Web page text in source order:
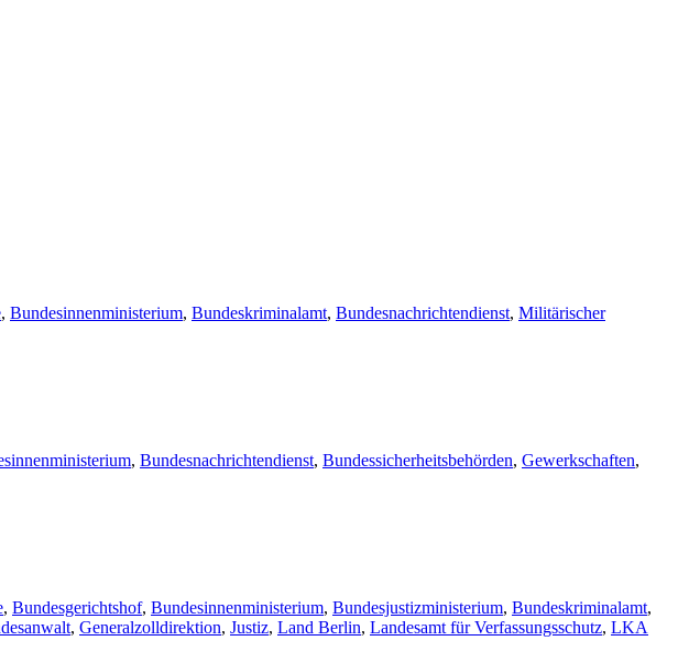
, Bundesinnenministerium, Bundeskriminalamt, Bundesnachrichtendienst, Militärischer
, Bundesnachrichtendienst, Bundessicherheitsbehörden, Gewerkschaften,
, Bundesgerichtshof, Bundesinnenministerium, Bundesjustizministerium, Bundeskriminalamt,
, Generalzolldirektion, Justiz, Land Berlin, Landesamt für Verfassungsschutz, LKA